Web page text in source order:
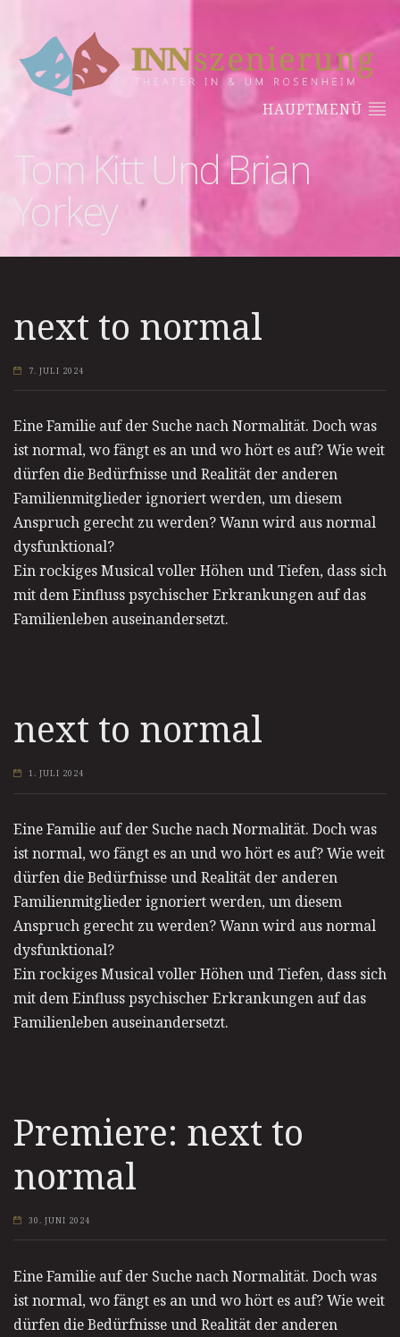
HAUPTMENÜ
Tom Kitt Und Brian
Yorkey
next to normal
7. JULI 2024
Eine Familie auf der Suche nach Normalität. Doch was
ist normal, wo fängt es an und wo hört es auf? Wie weit
dürfen die Bedürfnisse und Realität der anderen
Familienmitglieder ignoriert werden, um diesem
Anspruch gerecht zu werden? Wann wird aus normal
dysfunktional?
Ein rockiges Musical voller Höhen und Tiefen, dass sich
mit dem Einfluss psychischer Erkrankungen auf das
Familienleben auseinandersetzt.
next to normal
1. JULI 2024
Eine Familie auf der Suche nach Normalität. Doch was
ist normal, wo fängt es an und wo hört es auf? Wie weit
dürfen die Bedürfnisse und Realität der anderen
Familienmitglieder ignoriert werden, um diesem
Anspruch gerecht zu werden? Wann wird aus normal
dysfunktional?
Ein rockiges Musical voller Höhen und Tiefen, dass sich
mit dem Einfluss psychischer Erkrankungen auf das
Familienleben auseinandersetzt.
Premiere: next to
normal
30. JUNI 2024
Eine Familie auf der Suche nach Normalität. Doch was
ist normal, wo fängt es an und wo hört es auf? Wie weit
dürfen die Bedürfnisse und Realität der anderen